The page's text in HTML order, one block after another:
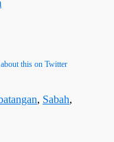
, Sabah,